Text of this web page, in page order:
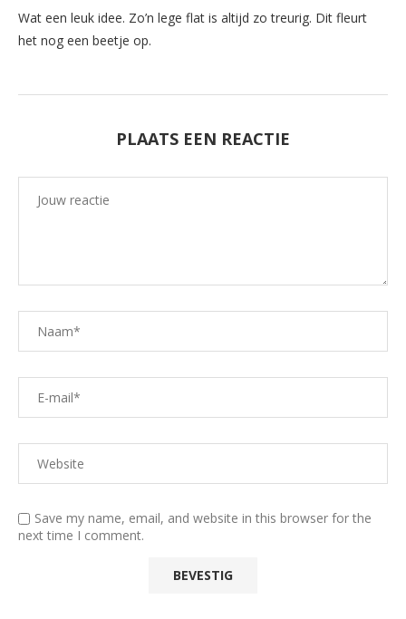
Wat een leuk idee. Zo’n lege flat is altijd zo treurig. Dit fleurt
het nog een beetje op.
PLAATS EEN REACTIE
Save my name, email, and website in this browser for the
next time I comment.